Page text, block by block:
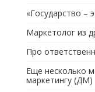
«Государство –
Маркетолог из
Про
Еще несколько
маркетингу (ДМ)